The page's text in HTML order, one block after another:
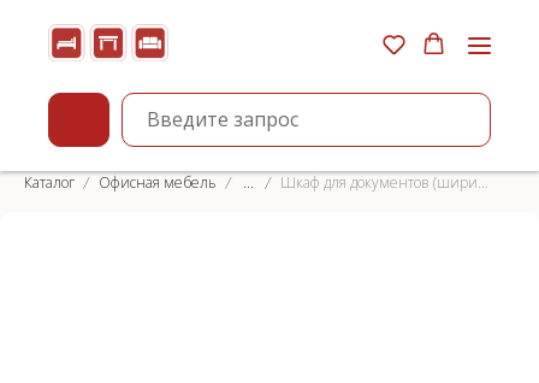
Каталог Офисная мебель ... Шкаф для документов (ширина 80 см)